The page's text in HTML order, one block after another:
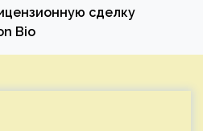
сделку
Bio